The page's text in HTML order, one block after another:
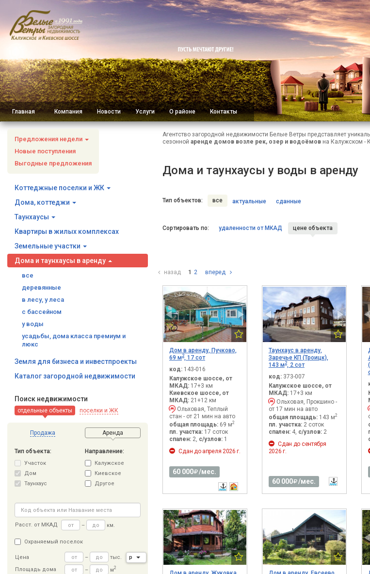
Главная Компания Новости Услуги О районе Контакты
Предложения недели
Новые поступления
Выгодные предложения
Коттеджные поселки и ЖК
Дома, коттеджи
Таунхаусы
Квартиры в жилых комплексах
Земельные участки
Дома и таунхаусы в аренду
все
деревянные
в лесу, у леса
с бассейном
у воды
усадьбы, дома класса премиум и
люкс
Земля для бизнеса и инвестпроекты
Каталог загородной недвижимости
Поиск недвижимости
отдельные объекты поселки и ЖК
Продажа Аренда
Тип объекта:
Участок
Дом
Таунхаус
Направление:
Калужское
Киевское
Другое
Расст. от МКАД – км.
Охраняемый поселок
Цена – тыс.
р
Площадь дома
– м2
Агентство загородной недвижимости Белые Ветры представляет
сезонной аренде домов возле рек, озер и водоёмов на Калужском -
Дома и таунхаусы у воды в аренду
Тип объектов: все актуальные сданные
Сортировать по: удаленности от МКАД цене объекта
назад 1 2 вперед
Дом в аренду, Пучково,
69 м 2, 17 сот
код: 143-016
Калужское шоссе, от
МКАД: 17+3 км
Киевское шоссе, от
МКАД: 21+12 км
Ольховая, Теплый
стан - от 21 мин на авто
общая площадь: 69 м2
пл. участка: 17 соток
спален: 2, с/узлов: 1
Сдан до апреля 2026 г.
60 000 /мес.
Таунхаус в аренду,
Заречье КП (Троицк),
143 м2, 2 сот
код:373-007
Калужское шоссе, от
МКАД:17+3 км
Ольховая, Прокшино -
от 17 мин на авто
общая площадь:143 м2
пл. участка:2 соток
спален:4, с/узлов:2
Сдан до сентября
2026 г.
60 000 /мес.